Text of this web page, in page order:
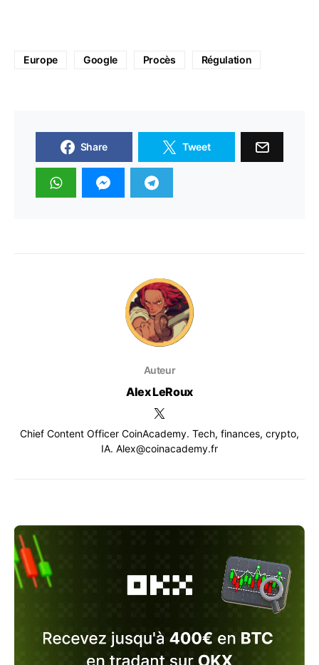
Europe Google Procès Régulation
Share Tweet
Auteur
Alex LeRoux
Chief Content Officer CoinAcademy. Tech, finances, crypto,
IA. Alex@coinacademy.fr